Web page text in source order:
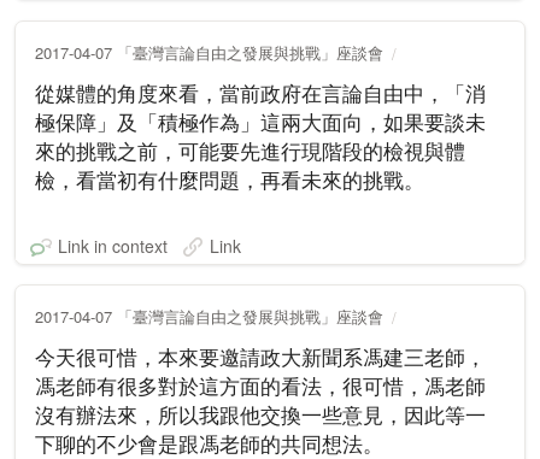
2017-04-07 「臺灣言論自由之發展與挑戰」座談會
從媒體的角度來看，當前政府在言論自由中，「消
極保障」及「積極作為」這兩大面向，如果要談未
來的挑戰之前，可能要先進行現階段的檢視與體
檢，看當初有什麼問題，再看未來的挑戰。
Link in context Link
2017-04-07 「臺灣言論自由之發展與挑戰」座談會
今天很可惜，本來要邀請政大新聞系馮建三老師，
馮老師有很多對於這方面的看法，很可惜，馮老師
沒有辦法來，所以我跟他交換一些意見，因此等一
下聊的不少會是跟馮老師的共同想法。